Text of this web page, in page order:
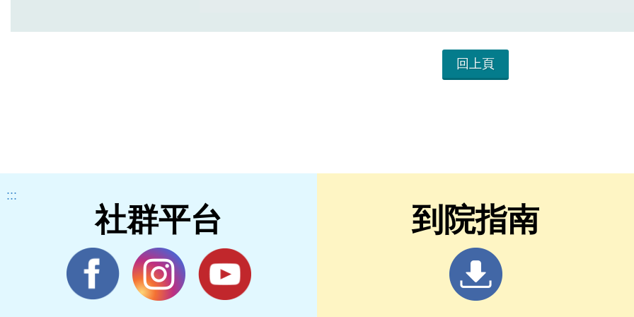
回上頁
:::
社群平台 到院指南